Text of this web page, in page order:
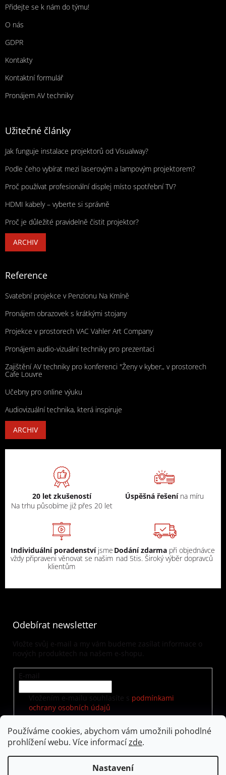
Používáme cookies, abychom vám umožnili pohodlné
prohlížení webu. Více informacízde.
Nastavení
Přidejte se k nám do týmu!
O nás
GDPR
Kontakty
Kontaktní formulář
Pronájem AV techniky
Užitečné články
Jak funguje instalace projektorů od Visualway?
Podle čeho vybírat mezi laserovým a lampovým projektorem?
Proč používat profesionální displej místo spotřební TV?
HDMI kabely – vyberte si správně
Proč je důležité pravidelně čistit projektor?
ARCHIV
Reference
Svatební projekce v Penzionu Na Kmíně
Pronájem obrazovek s krátkými stojany
Projekce v prostorech VAC Vahler Art Company
Pronájem audio-vizuální techniky pro prezentaci
Zajištění AV techniky pro konferenci "Ženy v kyber,, v prostorech
Cafe Louvre
Učebny pro online výuku
Audiovizuální technika, která inspiruje
ARCHIV
20 let zkušeností
Na trhu působíme již přes 20 let
Úspěšná řešení na míru
Individuální poradenstvíjsme
vždy připraveni věnovat se našim
klientům
Dodání zdarma při objednávce
nad 5tis. Široký výběr dopravců
Odebírat newsletter
Vložte svůj e-mail a my vám budeme zasílat informace o
nových produktech na našem e-shopu.
E-mail
Vložením e-mailu souhlasíte s podmínkami
ochrany osobních údajů
PŘIHLÁSIT SE